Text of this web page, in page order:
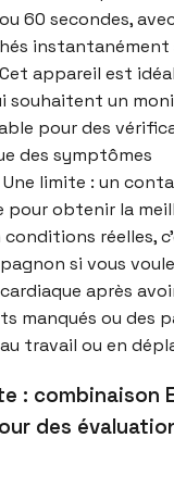
60 secondes,
instantanément
appareil est
souhaitent un
pour des
des symptômes
limite : un
pour obtenir la
réelles,
si vous
après
manqués ou des
travail ou en
: combinaison
des